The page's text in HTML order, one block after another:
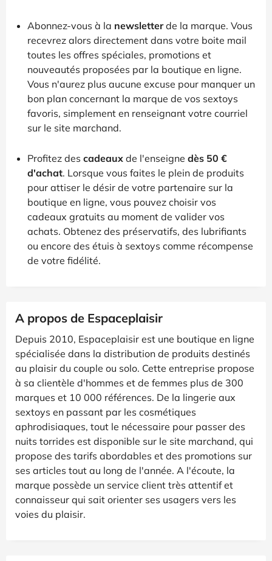
Abonnez-vous à la newsletterde la marque. Vous
recevrez alors directement dans votre boite mail
toutes les offres spéciales, promotions et
nouveautés proposées par la boutique en ligne.
Vous n'aurez plus aucune excuse pour manquer un
bon plan concernant la marque de vos sextoys
favoris, simplement en renseignant votre courriel
sur le site marchand.
Profitez des cadeaux de l'enseigne dès 50 €
d'achat. Lorsque vous faites le plein de produits
pour attiser le désir de votre partenaire sur la
boutique en ligne, vous pouvez choisir vos
cadeaux gratuits au moment de valider vos
achats. Obtenez des préservatifs, des lubrifiants
ou encore des étuis à sextoys comme récompense
de votre fidélité.
A propos de Espaceplaisir
Depuis 2010, Espaceplaisir est une boutique en ligne
spécialisée dans la distribution de produits destinés
au plaisir du couple ou solo. Cette entreprise propose
à sa clientèle d'hommes et de femmes plus de 300
marques et 10 000 références. De la lingerie aux
sextoys en passant par les cosmétiques
aphrodisiaques, tout le nécessaire pour passer des
nuits torrides est disponible sur le site marchand, qui
propose des tarifs abordables et des promotions sur
ses articles tout au long de l'année. A l'écoute, la
marque possède un service client très attentif et
connaisseur qui sait orienter ses usagers vers les
voies du plaisir.